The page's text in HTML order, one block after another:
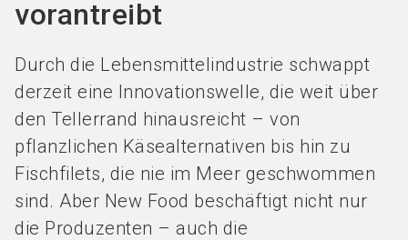
vorantreibt
Durch die Lebensmittelindustrie schwappt
derzeit eine Innovationswelle, die weit über
den Tellerrand hinausreicht – von
pflanzlichen Käsealternativen bis hin zu
Fischfilets, die nie im Meer geschwommen
sind. Aber New Food beschäftigt nicht nur
die Produzenten – auch die